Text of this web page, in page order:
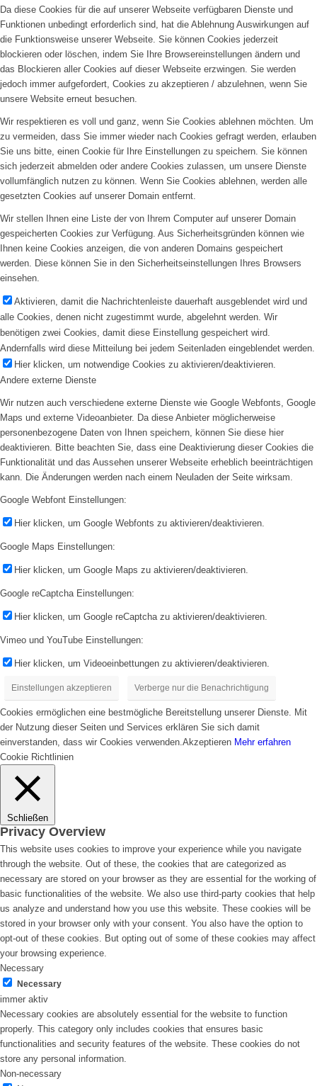
Da diese Cookies für die auf unserer Webseite verfügbaren Dienste und
Funktionen unbedingt erforderlich sind, hat die Ablehnung Auswirkungen auf
die Funktionsweise unserer Webseite. Sie können Cookies jederzeit
blockieren oder löschen, indem Sie Ihre Browsereinstellungen ändern und
das Blockieren aller Cookies auf dieser Webseite erzwingen. Sie werden
jedoch immer aufgefordert, Cookies zu akzeptieren / abzulehnen, wenn Sie
unsere Website erneut besuchen.
Wir respektieren es voll und ganz, wenn Sie Cookies ablehnen möchten. Um
zu vermeiden, dass Sie immer wieder nach Cookies gefragt werden, erlauben
Sie uns bitte, einen Cookie für Ihre Einstellungen zu speichern. Sie können
sich jederzeit abmelden oder andere Cookies zulassen, um unsere Dienste
vollumfänglich nutzen zu können. Wenn Sie Cookies ablehnen, werden alle
gesetzten Cookies auf unserer Domain entfernt.
Wir stellen Ihnen eine Liste der von Ihrem Computer auf unserer Domain
gespeicherten Cookies zur Verfügung. Aus Sicherheitsgründen können wie
Ihnen keine Cookies anzeigen, die von anderen Domains gespeichert
werden. Diese können Sie in den Sicherheitseinstellungen Ihres Browsers
einsehen.
Aktivieren, damit die Nachrichtenleiste dauerhaft ausgeblendet wird und
alle Cookies, denen nicht zugestimmt wurde, abgelehnt werden. Wir
benötigen zwei Cookies, damit diese Einstellung gespeichert wird.
Andernfalls wird diese Mitteilung bei jedem Seitenladen eingeblendet werden.
Hier klicken, um notwendige Cookies zu aktivieren/deaktivieren.
Andere externe Dienste
Wir nutzen auch verschiedene externe Dienste wie Google Webfonts, Google
Maps und externe Videoanbieter. Da diese Anbieter möglicherweise
personenbezogene Daten von Ihnen speichern, können Sie diese hier
deaktivieren. Bitte beachten Sie, dass eine Deaktivierung dieser Cookies die
Funktionalität und das Aussehen unserer Webseite erheblich beeinträchtigen
kann. Die Änderungen werden nach einem Neuladen der Seite wirksam.
Google Webfont Einstellungen:
Hier klicken, um Google Webfonts zu aktivieren/deaktivieren.
Google Maps Einstellungen:
Hier klicken, um Google Maps zu aktivieren/deaktivieren.
Google reCaptcha Einstellungen:
Hier klicken, um Google reCaptcha zu aktivieren/deaktivieren.
Vimeo und YouTube Einstellungen:
Hier klicken, um Videoeinbettungen zu aktivieren/deaktivieren.
Einstellungen akzeptieren Verberge nur die Benachrichtigung
Cookies ermöglichen eine bestmögliche Bereitstellung unserer Dienste. Mit
der Nutzung dieser Seiten und Services erklären Sie sich damit
einverstanden, dass wir Cookies verwenden.Akzeptieren Mehr erfahren
Cookie Richtlinien
Schließen
Privacy Overview
This website uses cookies to improve your experience while you navigate
through the website. Out of these, the cookies that are categorized as
necessary are stored on your browser as they are essential for the working of
basic functionalities of the website. We also use third-party cookies that help
us analyze and understand how you use this website. These cookies will be
stored in your browser only with your consent. You also have the option to
opt-out of these cookies. But opting out of some of these cookies may affect
your browsing experience.
Necessary
Necessary
immer aktiv
Necessary cookies are absolutely essential for the website to function
properly. This category only includes cookies that ensures basic
functionalities and security features of the website. These cookies do not
store any personal information.
Non-necessary